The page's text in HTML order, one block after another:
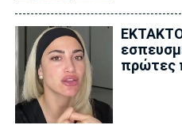
πρώτες